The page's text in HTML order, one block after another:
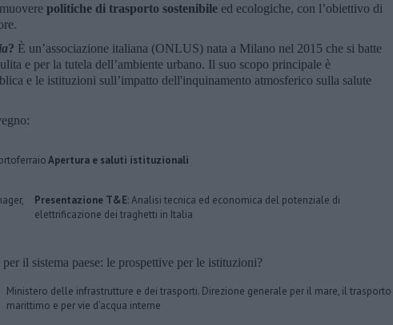
politiche di trasporto sostenibile ed ecologiche, con l’obiettivo di
? È un’associazione italiana (ONLUS) nata a Milano nel 2015 che si batte
e per la tutela dell’ambiente urbano. Il suo scopo principale è
e le istituzioni sull’impatto dell'inquinamento atmosferico sulla salute
Apertura e saluti istituzionali
Presentazione T&E: Analisi tecnica ed economica del potenziale di
elettrificazione dei traghetti in Italia
il sistema paese: le prospettive per le istituzioni?
Ministero delle infrastrutture e dei trasporti. Direzione generale per il mare, il trasporto
marittimo e per vie d’acqua interne